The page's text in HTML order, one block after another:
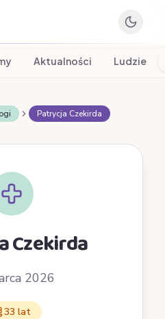
Aktualności Ludzie
Patrycja Czekirda
Czekirda
2026
33 lat